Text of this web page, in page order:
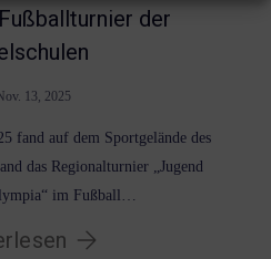
der
13, 2025
fand auf dem Sportgelände des
das Regionalturnier „Jugend
im Fußball…